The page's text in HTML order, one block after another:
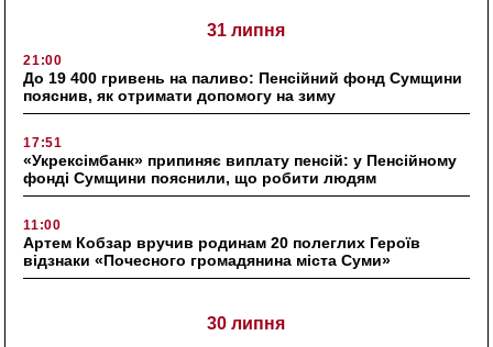
31 липня
21:00
До 19 400 гривень на паливо: Пенсійний фонд Сумщини
пояснив, як отримати допомогу на зиму
17:51
«Укрексімбанк» припиняє виплату пенсій: у Пенсійному
фонді Сумщини пояснили, що робити людям
11:00
Артем Кобзар вручив родинам 20 полеглих Героїв
відзнаки «Почесного громадянина міста Суми»
30 липня